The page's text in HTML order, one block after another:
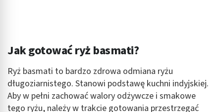
Jak gotować ryż basmati?
Ryż basmati to bardzo zdrowa odmiana ryżu
długoziarnistego. Stanowi podstawę kuchni indyjskiej.
Aby w pełni zachować walory odżywcze i smakowe
tego ryżu, należy w trakcie gotowania przestrzegać